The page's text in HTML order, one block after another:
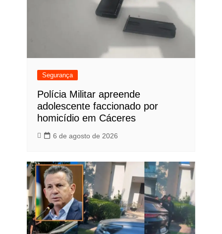
Segurança
Polícia Militar apreende
adolescente faccionado por
homicídio em Cáceres
6 de agosto de 2026